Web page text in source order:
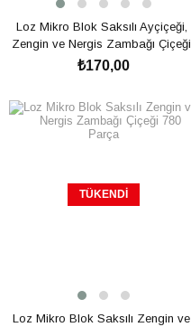
Loz Mikro Blok Saksılı Ayçiçeği,
Zengin ve Nergis Zambağı Çiçeği
1100 Parça
₺170,00
TÜKENDI
Loz Mikro Blok Saksılı Zengin ve